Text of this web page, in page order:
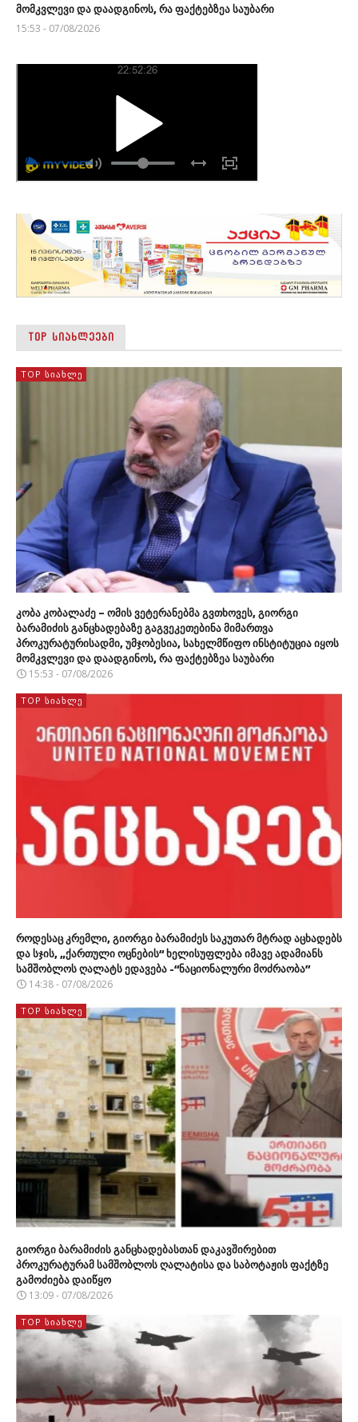
მომკვლევი და დაადგინოს, რა ფაქტებზეა საუბარი
15:53 - 07/08/2026
TOP ᲡᲘᲐᲮᲚᲔᲔᲑᲘ
TOP ᲡᲘᲐᲮᲚᲔ
კობა კობალაძე – ომის ვეტერანებმა გვთხოვეს, გიორგი
ბარამიძის განცხადებაზე გაგვეკეთებინა მიმართვა
პროკურატურისადმი, უმჯობესია, სახელმწიფო ინსტიტუცია იყოს
მომკვლევი და დაადგინოს, რა ფაქტებზეა საუბარი
15:53 - 07/08/2026
TOP ᲡᲘᲐᲮᲚᲔ
როდესაც კრემლი, გიორგი ბარამიძეს საკუთარ მტრად აცხადებს
და სჯის, „ქართული ოცნების“ ხელისუფლება იმავე ადამიანს
სამშობლოს ღალატს ედავება -“ნაციონალური მოძრაობა”
14:38 - 07/08/2026
TOP ᲡᲘᲐᲮᲚᲔ
გიორგი ბარამიძის განცხადებასთან დაკავშირებით
პროკურატურამ სამშობლოს ღალატისა და საბოტაჟის ფაქტზე
გამოძიება დაიწყო
13:09 - 07/08/2026
TOP ᲡᲘᲐᲮᲚᲔ